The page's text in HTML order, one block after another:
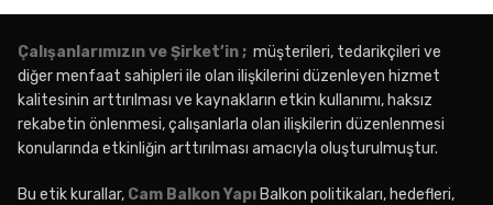
Çalışanlarımızın ve Şirket’in ; müşterileri, tedarikçileri ve
diğer menfaat sahipleri ile olan ilişkilerini düzenleyen hizmet
kalitesinin arttırılması ve kaynakların etkin kullanımı, haksız
rekabetin önlenmesi, çalışanlarla olan ilişkilerin düzenlenmesi
konularında etkinliğin arttırılması amacıyla oluşturulmuştur.
Bu etik kurallar, Cam Balkon Yapı Balkon politikaları, hedefleri,